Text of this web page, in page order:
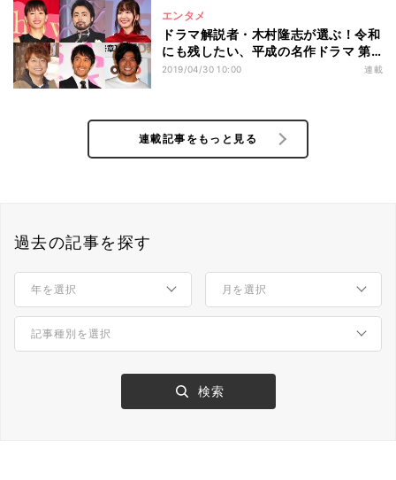
エンタメ
ドラマ解説者・木村隆志が選ぶ！令和
にも残したい、平成の名作ドラマ 第
18回 阿部寛の最高傑作、山田＆綾瀬
2019/04/30 10:00 連載
連載記事をもっと見る
過去の記事を探す